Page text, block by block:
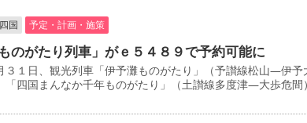
国 予定・計画・施策
のがたり列車」がｅ５４８９で予約可能に
１日、観光列車「伊予灘ものがたり」（予讃線松山―伊予
「四国まんなか千年ものがたり」（土讃線多度津―大歩危間